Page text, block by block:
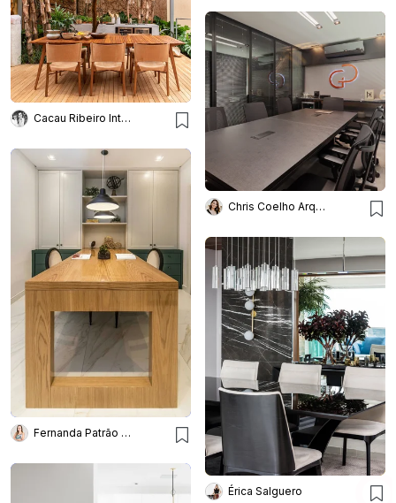
Cacau Ribeiro Interiores
Chris Coelho Arquitetura
Fernanda Patrão Interiores
Érica Salguero